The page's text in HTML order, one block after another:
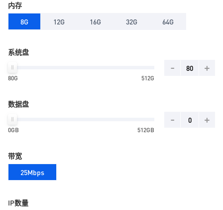
内存
8G
12G 16G 32G 64G
系统盘
80G 512G
- +
数据盘
0GB 512GB
- +
带宽
25Mbps
IP数量